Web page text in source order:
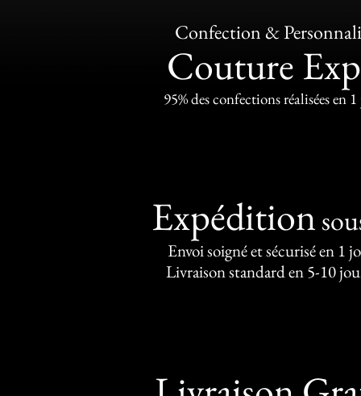
Confection &
Couture
95% des confections réalisées en
Expédition
Envoi soigné et sécurisé en 1
Livraison standard en 5-10